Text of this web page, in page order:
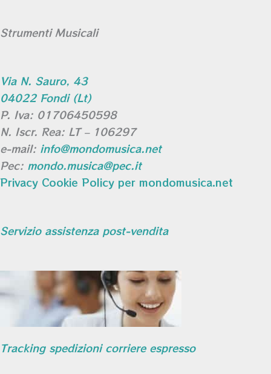
Strumenti Musicali
Via N. Sauro, 43
04022 Fondi (Lt)
P. Iva: 01706450598
N. Iscr. Rea: LT – 106297
e-mail: info@mondomusica.net
Pec: mondo.musica@pec.it
Privacy Cookie Policy per mondomusica.net
Servizio assistenza post-vendita
Tracking spedizioni corriere espresso